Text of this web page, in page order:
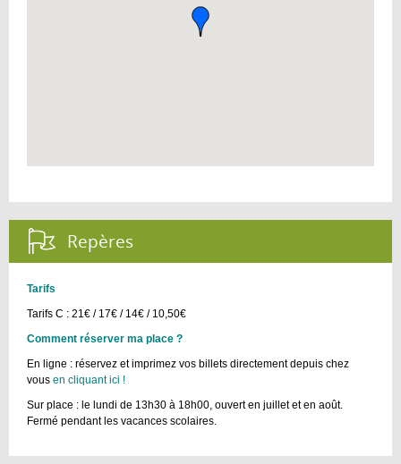
Repères :
Tarifs
Tarifs C : 21€ / 17€ / 14€ / 10,50€​
​Comment réserver ma place ?
En ligne : réservez et imprimez vos billets directement depuis chez
vous en cliquant ici !
Sur place : le lundi de 13h30 à 18h00, ouvert en juillet et en août.
Fermé pendant les vacances scolaires.